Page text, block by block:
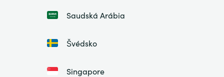
Saudská Arábia
Švédsko
Singapore